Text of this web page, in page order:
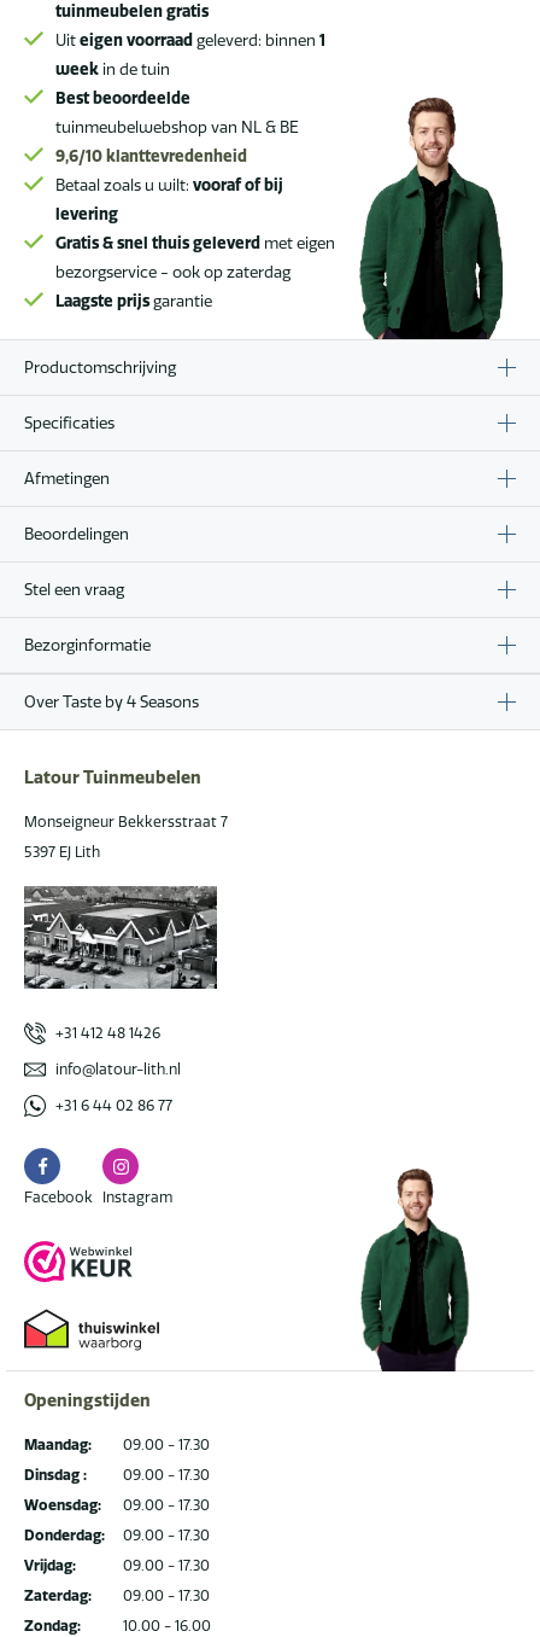
latte
met
geprint
keramisch
tafelblad
180
cm
aantal
tuinmeubelen gratis
Uiteigen voorraad geleverd: binnen 1
week in de tuin
Best beoordeelde
tuinmeubelwebshop van NL & BE
9,6/10 klanttevredenheid
Betaal zoals u wilt: vooraf of bij
levering
Gratis & snel thuis geleverd met eigen
bezorgservice - ook op zaterdag
Laagste prijsgarantie
Productomschrijving
Specificaties
Afmetingen
Beoordelingen
Stel een vraag
Bezorginformatie
Over Taste by 4 Seasons
Latour Tuinmeubelen
Monseigneur Bekkersstraat 7
5397 EJ Lith
+31 412 48 1426
info@latour-lith.nl
+31 6 44 02 86 77
Facebook
Facebook
Instagram
Instagram
Openingstijden
Maandag:
Dinsdag :
Woensdag:
Donderdag:
Vrijdag:
Zaterdag:
Zondag:
09.00 - 17.30
09.00 - 17.30
09.00 - 17.30
09.00 - 17.30
09.00 - 17.30
09.00 - 17.30
10.00 - 16.00